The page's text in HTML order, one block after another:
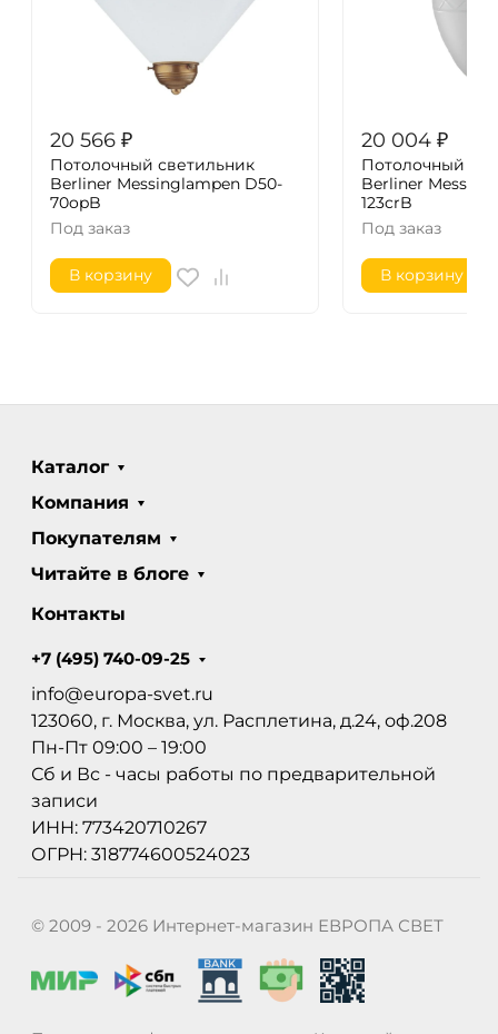
20 566 ₽
Потолочный светильник
Berliner Messinglampen D50-
70opB
Под заказ
В корзину
20 004 ₽
Потолочный
Berliner
123crB
Под заказ
В корзину
Каталог
Компания
Покупателям
Читайте в блоге
Контакты
+7 (495) 740-09-25
info@europa-svet.ru
123060, г. Москва, ул. Расплетина, д.24, оф.208
Пн-Пт 09:00 – 19:00
Сб и Вс - часы работы по предварительной
записи
ИНН: 773420710267
ОГРН: 318774600524023
© 2009 - 2026 Интернет-магазин ЕВРОПА СВЕТ